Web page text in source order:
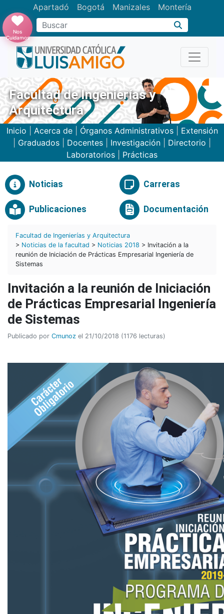
Apartadó Bogotá Manizales Montería
Buscar
Nos
Cuidamos
Facultad de Ingenierías y
Arquitectura
Inicio Acerca de| Órganos Administrativos| Extensión
Graduados Docentes Investigación Directorio
Laboratorios
Prácticas
Noticias Carreras
Publicaciones Documentación
Facultad de Ingenierías y Arquitectura
> Noticias de la facultad > Noticias 2018 > Invitación a la
reunión de Iniciación de Prácticas Empresarial Ingeniería de
Sistemas
Invitación a la reunión de Iniciación
de Prácticas Empresarial Ingeniería
de Sistemas
Publicado por Cmunoz el 21/10/2018 (1176 lecturas)